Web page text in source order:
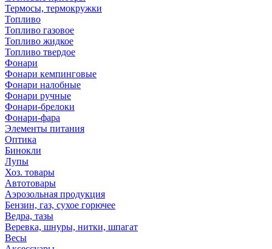
Термосы, термокружки
Топливо
Топливо газовое
Топливо жидкое
Топливо твердое
Фонари
Фонари кемпинговые
Фонари налобные
Фонари ручные
Фонари-брелоки
Фонари-фара
Элементы питания
Оптика
Бинокли
Лупы
Хоз. товары
Автотовары
Аэрозольная продукция
Бензин, газ, сухое горючее
Ведра, тазы
Веревка, шнуры, нитки, шпагат
Весы